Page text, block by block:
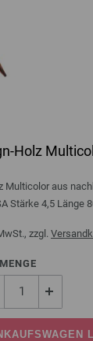
Holz
Multicolor aus
Stärke 4,5 Länge
zzgl.
MENGE